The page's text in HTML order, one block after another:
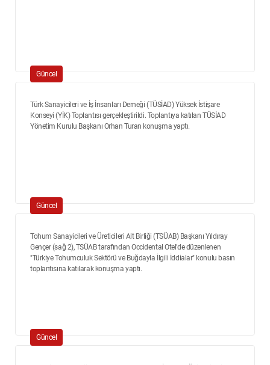
Güncel
Türk Sanayicileri ve İş İnsanları Derneği (TÜSİAD) Yüksek İstişare
Konseyi (YİK) Toplantısı gerçekleştirildi. Toplantıya katılan TÜSİAD
Yönetim Kurulu Başkanı Orhan Turan konuşma yaptı.
Güncel
Tohum Sanayicileri ve Üreticileri Alt Birliği (TSÜAB) Başkanı Yıldıray
Gençer (sağ 2), TSÜAB tarafından Occidental Otel'de düzenlenen
"Türkiye Tohumculuk Sektörü ve Buğdayla İlgili İddialar" konulu basın
toplantısına katılarak konuşma yaptı.
Güncel